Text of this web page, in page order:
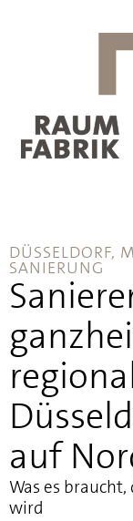
DÜSSELDORF,
SANIERUNG
auf
Was es
wird